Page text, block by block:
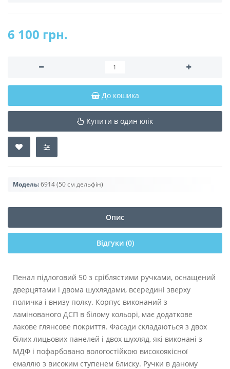
6 100 грн.
До кошика
Купити в один клік
Модель:6914 (50 см дельфін)
Опис
Відгуки (0)
Пенал підлоговий 50 з сріблястими ручками, оснащений
дверцятами і двома шухлядами, всередині зверху
поличка і внизу полку. Корпус виконаний з
ламінованого ДСП в білому кольорі, має додаткове
лакове глянсове покриття. Фасади складаються з двох
білих лицьових панелей і двох шухляд, які виконані з
МДФ і пофарбовано вологостійкою високоякісної
емаллю з високим ступенем блиску. Ручки в даному